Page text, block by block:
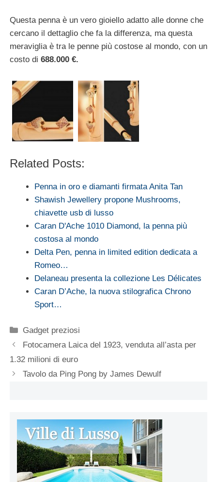
Questa penna è un vero gioiello adatto alle donne che
cercano il dettaglio che fa la differenza, ma questa
meraviglia è tra le penne più costose al mondo, con un
costo di 688.000 €.
Related Posts:
Penna in oro e diamanti firmata Anita Tan
Shawish Jewellery propone Mushrooms,
chiavette usb di lusso
Caran D'Ache 1010 Diamond, la penna più
costosa al mondo
Delta Pen, penna in limited edition dedicata a
Romeo…
Delaneau presenta la collezione Les Délicates
Caran D’Ache, la nuova stilografica Chrono
Sport…
Categorie
Gadget preziosi
Fotocamera Laica del 1923, venduta all’asta per
1.32 milioni di euro
Tavolo da Ping Pong by James Dewulf